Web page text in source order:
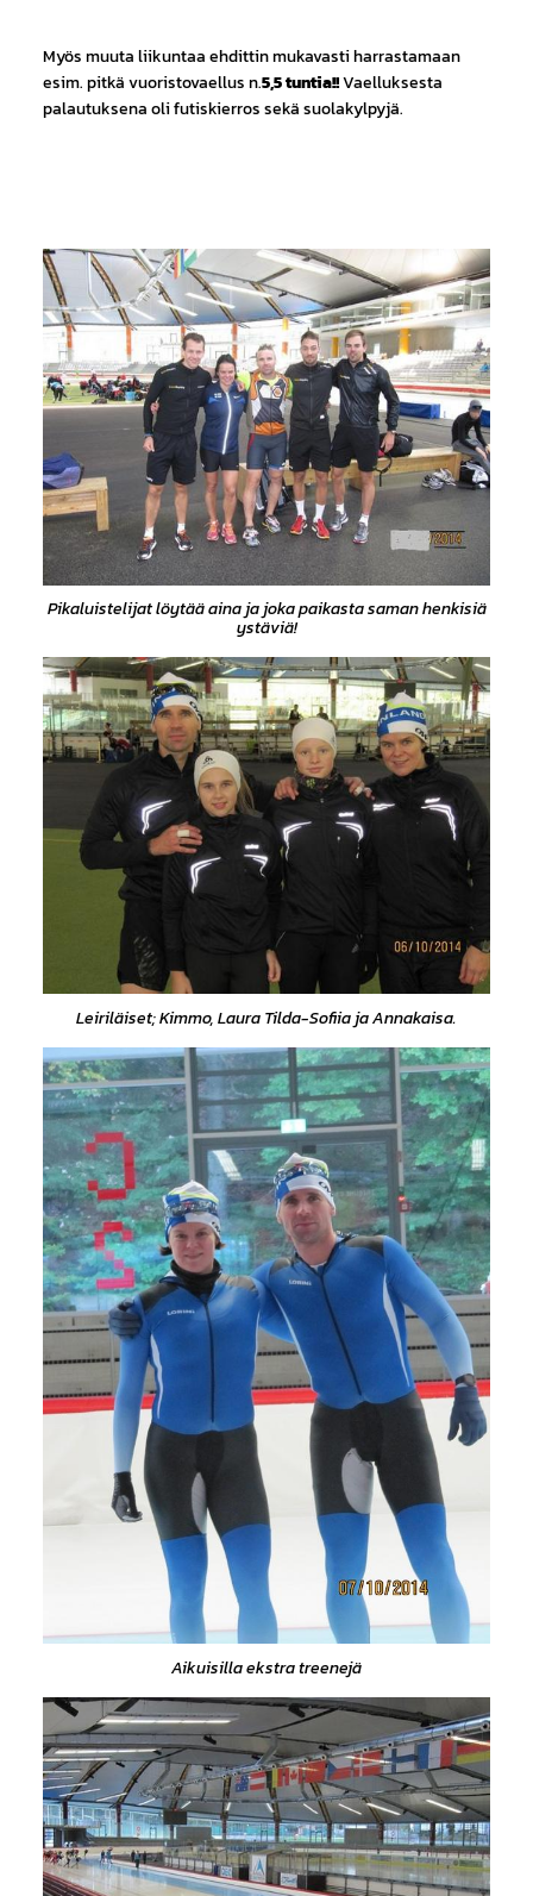
Myös muuta liikuntaa ehdittin mukavasti harrastamaan
esim. pitkä vuoristovaellus n.5,5 tuntia!!Vaelluksesta
palautuksena oli futiskierros sekä suolakylpyjä.
Pikaluistelijat löytää aina ja joka paikasta saman henkisiä
ystäviä!
Leiriläiset; Kimmo, Laura Tilda-Sofiia ja Annakaisa.
Aikuisilla ekstra treenejä